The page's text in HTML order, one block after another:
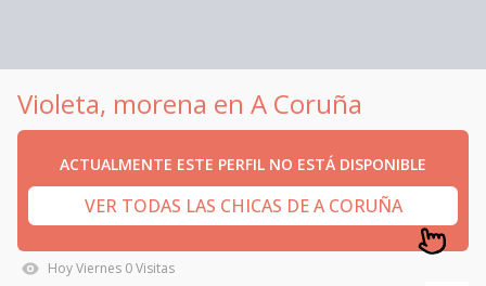
Violeta, morena en A Coruña
ACTUALMENTE ESTE PERFIL NO ESTÁ DISPONIBLE
VER TODAS LAS CHICAS DE A CORUÑA
HoyViernes 0Visitas